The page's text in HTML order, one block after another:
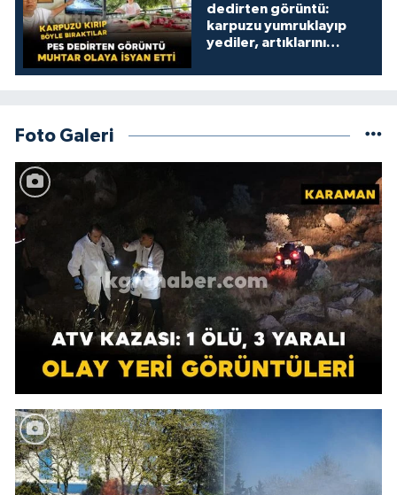
dedirten görüntü:
karpuzu yumruklayıp
yediler, artıklarını
Foto Galeri